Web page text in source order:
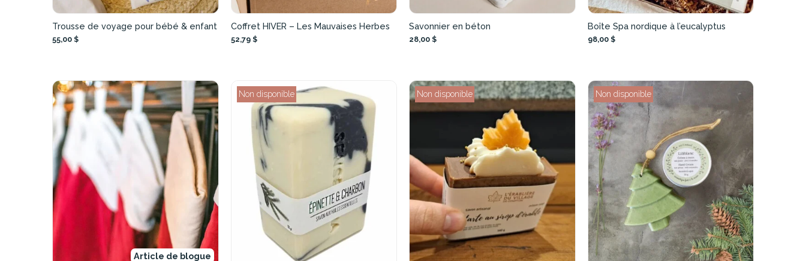
Trousse de voyage pour bébé & enfant
55,00 $
Coffret HIVER – Les Mauvaises Herbes
52,79 $
Savonnier en béton
28,00 $
Boîte Spa nordique à l’eucalyptus
98,00 $
Article de blogue
Non disponible Non disponible Non disponible